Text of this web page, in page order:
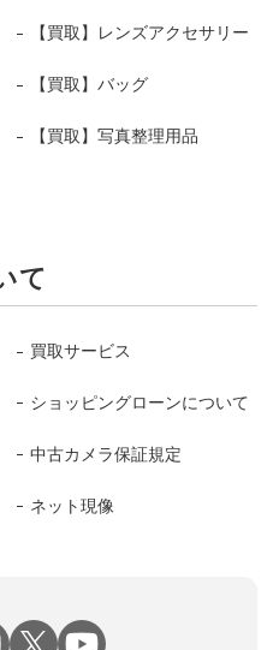
【買取】レンズアクセサリー
【買取】バッグ
【買取】写真整理用品
て
買取サービス
ショッピングローンについて
中古カメラ保証規定
ネット現像